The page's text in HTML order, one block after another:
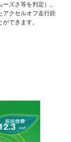
ズさ等を判定）。
アクセルオフ走行距
できます。